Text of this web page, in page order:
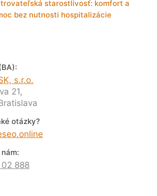
starostlivosť: komfort a
bez nutnosti hospitalizácie
s.r.o.
21,
otázky?
888